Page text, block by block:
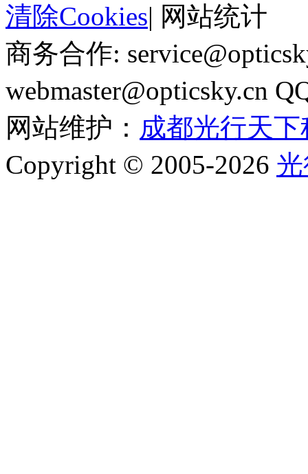
清除Cookies| 网站统计
商务合作:
webmaster@opticsky.cn
网站维护： 成都光行天
Copyright © 2005-2026